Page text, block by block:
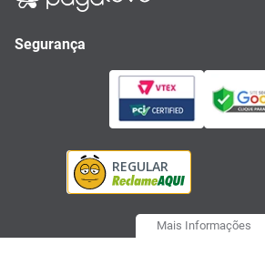
Segurança
Mais Informações